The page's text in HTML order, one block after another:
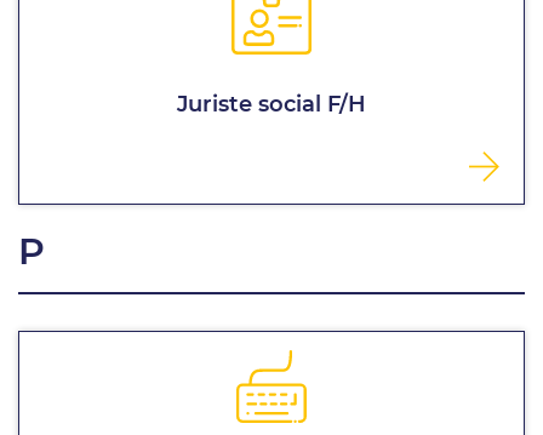
Juriste social F/H
P